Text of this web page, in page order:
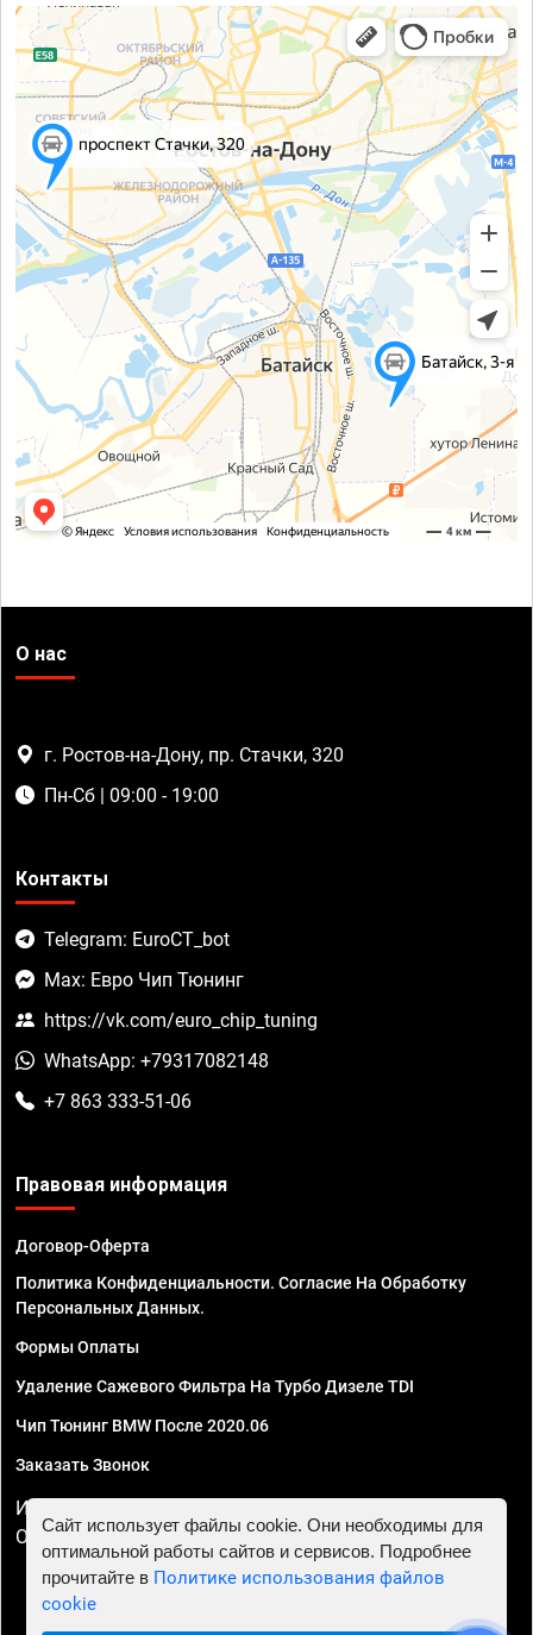
О нас
г. Ростов-на-Дону, пр. Стачки, 320
Пн-Сб | 09:00 - 19:00
Контакты
Telegram: EuroCT_bot
Max: Евро Чип Тюнинг
https://vk.com/euro_chip_tuning
WhatsApp: +79317082148
+7 863 333-51-06
Правовая информация
Договор-Оферта
Политика Конфиденциальности. Согласие На Обработку
Персональных Данных.
Формы Оплаты
Удаление Сажевого Фильтра На Турбо Дизеле TDI
Чип Тюнинг BMW После 2020.06
Заказать Звонок
ИП Смирнов Георгий Павлович. ИНН 781302555843,
ОГРНИП 324470400032610
Сайт использует файлы cookie. Они необходимы для
оптимальной работы сайтов и сервисов. Подробнее
прочитайте в Политике использования файлов
cookie